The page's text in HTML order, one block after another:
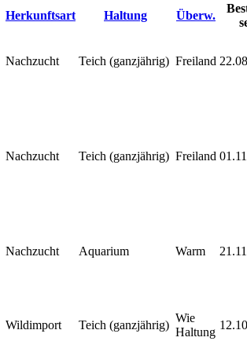
Herkunftsart Haltung Überw.
Nachzucht Teich (ganzjährig) Freiland
Nachzucht Teich (ganzjährig) Freiland
Nachzucht Aquarium Warm
Wildimport Teich (ganzjährig)
Wie
Haltung